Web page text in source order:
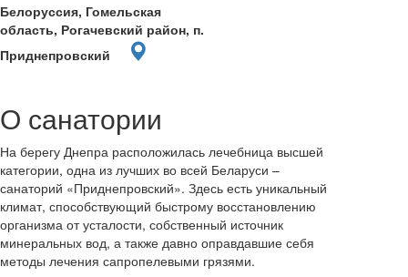
Белоруссия, Гомельская
область, Рогачевский район, п.
Приднепровский
О санатории
На берегу Днепра расположилась лечебница высшей
категории, одна из лучших во всей Беларуси –
санаторий «Приднепровский». Здесь есть уникальный
климат, способствующий быстрому восстановлению
организма от усталости, собственный источник
минеральных вод, а также давно оправдавшие себя
методы лечения сапропелевыми грязями.